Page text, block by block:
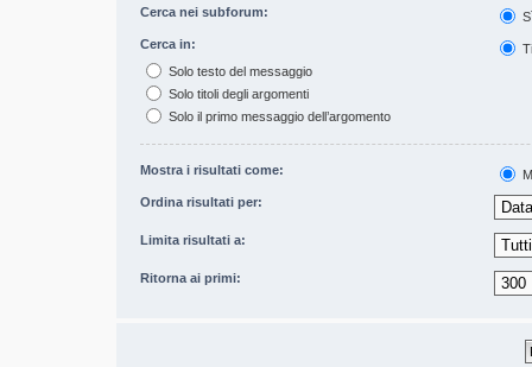
Cerca nei subforum:
Cerca in:
Solo testo del messaggio
Solo titoli degli argomenti
Solo il primo messaggio dell’argomento
Mostra i risultati come:
Ordina risultati per:
Limita risultati a:
Ritorna ai primi: